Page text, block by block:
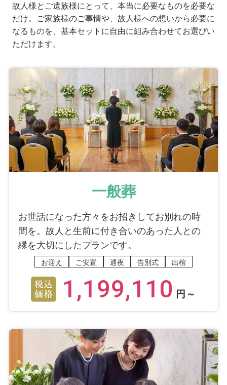
故人様とご遺族様にとって、本当に必要なものを必要な
だけ。ご家族様のご事情や、故人様への想いから必要に
なるものを、基本セットに自由に組み合わせてお選びい
ただけます。
一般葬
お世話になった方々をお招きしてお別れの時
間を。故人と生前に付き合いのあった人との
縁を大切にしたプランです。
お迎え ご安置 通夜 告別式 出棺
1,199,110 円～